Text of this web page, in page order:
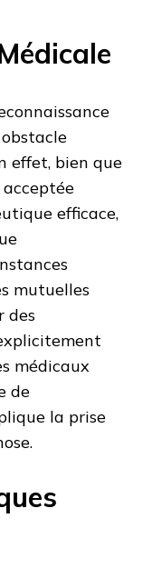
effet, bien que
acceptée
efficace,
mutuelles
des
médicaux
de
la prise